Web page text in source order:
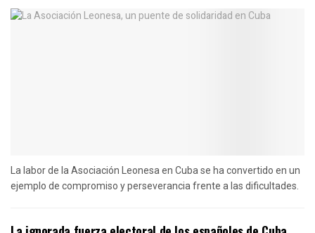
La labor de la Asociación Leonesa en Cuba se ha convertido en un
ejemplo de compromiso y perseverancia frente a las dificultades.